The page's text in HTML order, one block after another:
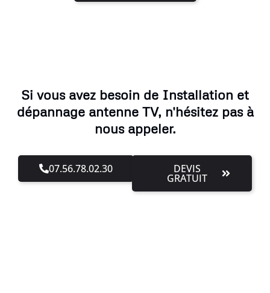
Si vous avez besoin de Installation et
dépannage antenne TV, n'hésitez pas à
nous appeler.
07.56.78.02.30 DEVIS
GRATUIT